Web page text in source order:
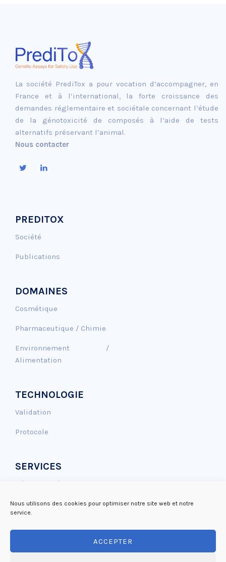
Nous utilisons des cookies pour optimiser notre site web et notre
service.
ACCEPTER
La société PrediTox a pour vocation d’accompagner, en
France et à l’international, la forte croissance des
demandes réglementaire et sociétale concernant l’étude
de la génotoxicité de composés à l’aide de tests
alternatifs préservant l’animal.
Nous contacter
PREDITOX
Société
Publications
DOMAINES
Cosmétique
Pharmaceutique / Chimie
Environnement /
Alimentation
TECHNOLOGIE
Validation
Protocole
SERVICES
Génotoxicité
Effet Antioxydant